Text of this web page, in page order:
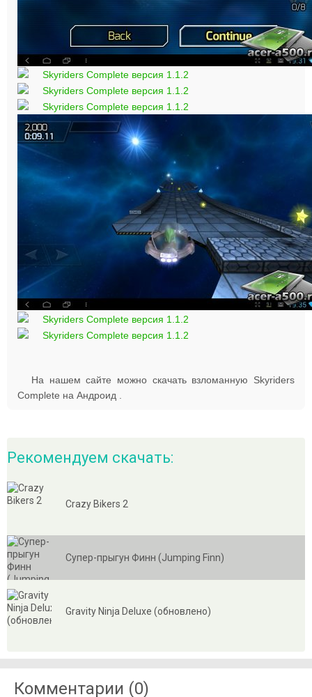
На нашем сайте можно скачать взломанную Skyriders
Complete на Андроид .
Рекомендуем скачать:
Crazy Bikers 2
Супер-прыгун Финн (Jumping Finn)
Gravity Ninja Deluxe (обновлено)
Комментарии (0)